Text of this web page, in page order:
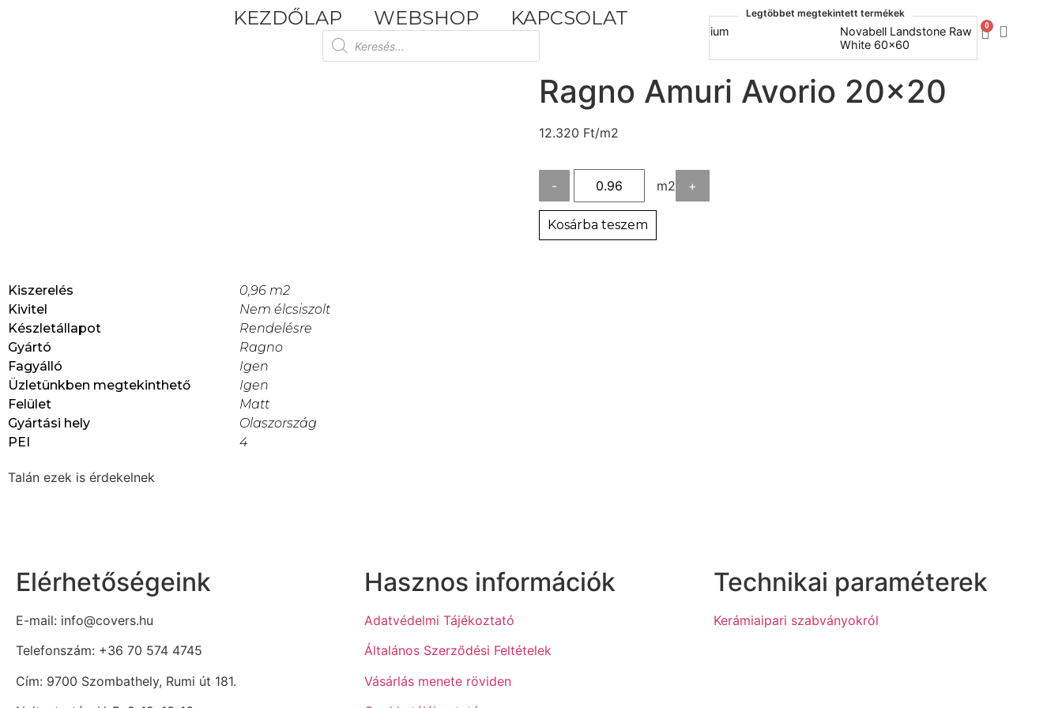
KEZDŐLAP WEBSHOP KAPCSOLAT Legtöbbet megtekintett termékek
Tuscania Durango Medium
Novabell Landstone Raw
0
Ragno Amuri Avorio 20×20
12.320 Ft/m2
- m2 +
Kosárba teszem
Kiszerelés
0,96 m2
Kivitel
Nem élcsiszolt
Készletállapot
Rendelésre
Gyártó
Ragno
Fagyálló
Igen
Üzletünkben megtekinthető
Igen
Felület
Matt
Gyártási hely
Olaszország
PEI
4
Talán ezek is érdekelnek
Elérhetőségeink
E-mail: info@covers.hu
Telefonszám: +36 70 574 4745
Cím: 9700 Szombathely, Rumi út 181.
Hasznos információk
Adatvédelmi Tájékoztató
Általános Szerződési Feltételek
Vásárlás menete röviden
Technikai paraméterek
Kerámiaipari szabványokról